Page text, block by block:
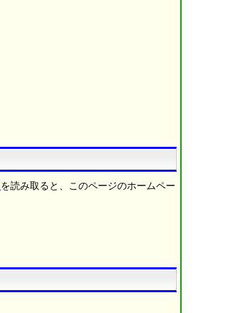
を読み取ると、このページのホームペー